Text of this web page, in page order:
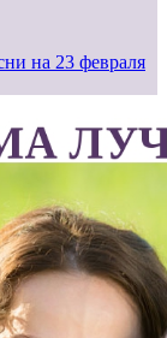
на 23 февраля